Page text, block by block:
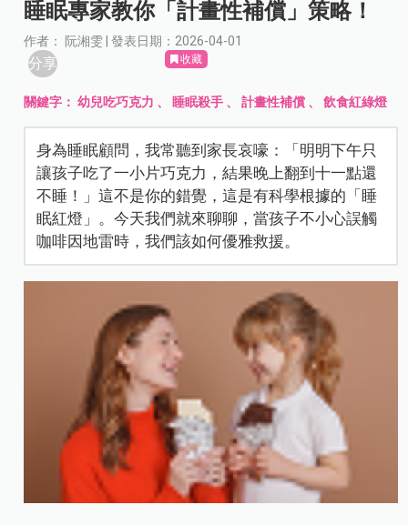
睡眠專家教你「計畫性補償」策略！
作者： 阮湘雯 | 發表日期：2026-04-01
分享 收藏
關鍵字：幼兒吃巧克力 、 睡眠殺手 、計畫性補償 、飲食紅綠燈
身為睡眠顧問，我常聽到家長哀嚎：「明明下午只
讓孩子吃了一小片巧克力，結果晚上翻到十一點還
不睡！」這不是你的錯覺，這是有科學根據的「睡
眠紅燈」。今天我們就來聊聊，當孩子不小心誤觸
咖啡因地雷時，我們該如何優雅救援。